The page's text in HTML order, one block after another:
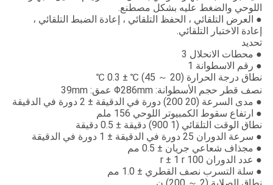
اللوحي والضغط عليه بشكل مصطنع.
● العرض التلقائي ، الحفظ التلقائي ، إعادة الضبط التلقائي ،
إعادة الاختبار التلقائي.
تحديد
● محطات الانحلال 3
● رقم الاسطوانة 1
نطاق درجة الحرارة (20 ～ 45) ℃ ± 0.3 ℃
نصف قطر حجم الأسطوانة: Φ286mm عمق: 39mm
● مدى السرعة (20 200) دورة في الدقيقة ± 2 دورة في الدقيقة
● ارتفاع سقوط الكمبيوتر اللوحي 156 ملم
نطاق الوقت التلقائي (1 900) دقيقة ± 0.5 دقيقة
● سرعة الدوران 25 دورة في الدقيقة ± 1 دورة في الدقيقة
● مجذاف شعاعي جريان ± 0.5 مم
● عدد الدوران 100 r ± 1 r
● سلة التسرب نصف القطري ± 1.0 مم